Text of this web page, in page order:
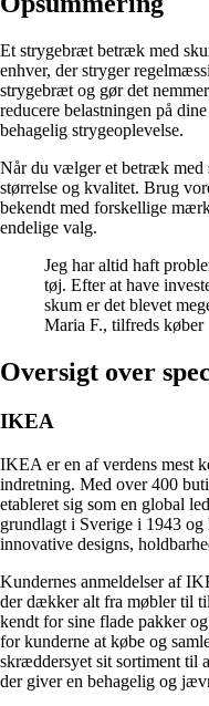
Et strygebræt betræk med
enhver, der stryger
strygebræt og gør det
reducere belastningen på
behagelig strygeoplevelse.
Når du vælger et betræk med
størrelse og kvalitet. Brug
bekendt med forskellige
endelige valg.
Jeg har altid haft
tøj. Efter at have
skum er det blevet
Maria F., tilfreds køber
Oversigt over
IKEA
IKEA er en af verdens mest
indretning. Med over 400
etableret sig som en global
grundlagt i Sverige i 1943
innovative designs,
Kundernes anmeldelser af
der dækker alt fra møbler til
kendt for sine flade pakker
for kunderne at købe og
skræddersyet sit sortiment til
der giver en behagelig og